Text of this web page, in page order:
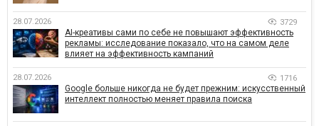
28.07.2026 3729
AI-креативы сами по себе не повышают эффективность
рекламы: исследование показало, что на самом деле
влияет на эффективность кампаний
28.07.2026 1716
Google больше никогда не будет прежним: искусственный
интеллект полностью меняет правила поиска